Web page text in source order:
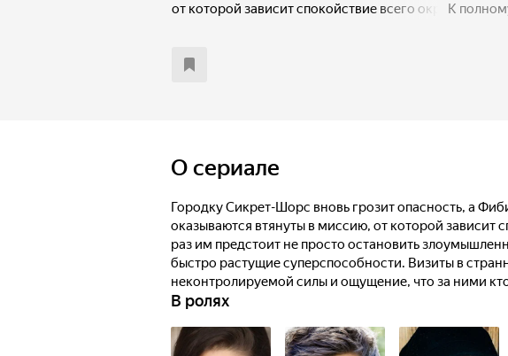
от которой зависит спокойствие всего округа. На
в странные укромные места, вспышки
К
O сериале
Городку Сикрет-Шорс вновь грозит опасность, а
оказываются втянуты в миссию, от которой зависит
раз им предстоит не просто остановить
быстро растущие суперспособности. Визиты в
неконтролируемой силы и ощущение, что за ними
задание в лабиринт неожиданностей.
В ролях